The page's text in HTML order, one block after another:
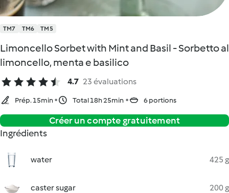
TM7 TM6 TM5
Limoncello Sorbet with Mint and Basil - Sorbetto al
limoncello, menta e basilico
4.7 23 évaluations
Prép. 15min Total 18h 25min 6 portions
Créer un compte gratuitement
Ingrédients
water 425 g
caster sugar 200 g